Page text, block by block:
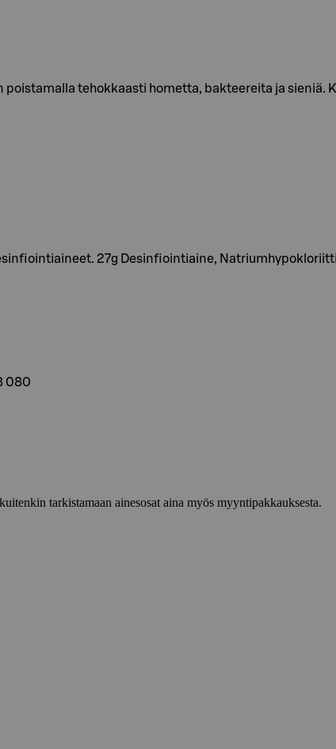
poistamalla tehokkaasti hometta, bakteereita ja sieniä.
27g Desinfiointiaine,
080
tarkistamaan ainesosat aina myös myyntipakkauksesta.